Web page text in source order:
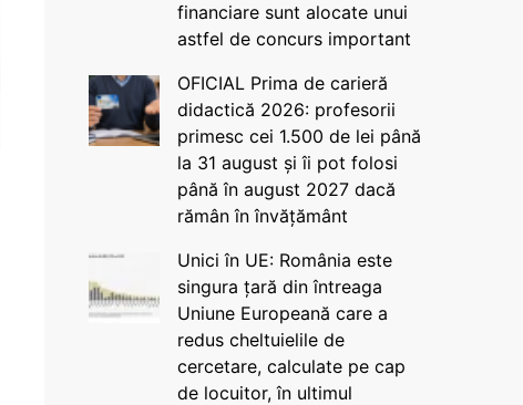
financiare sunt alocate unui
astfel de concurs important
OFICIAL Prima de carieră
didactică 2026: profesorii
primesc cei 1.500 de lei până
la 31 august și îi pot folosi
până în august 2027 dacă
rămân în învățământ
Unici în UE: România este
singura țară din întreaga
Uniune Europeană care a
redus cheltuielile de
cercetare, calculate pe cap
de locuitor, în ultimul